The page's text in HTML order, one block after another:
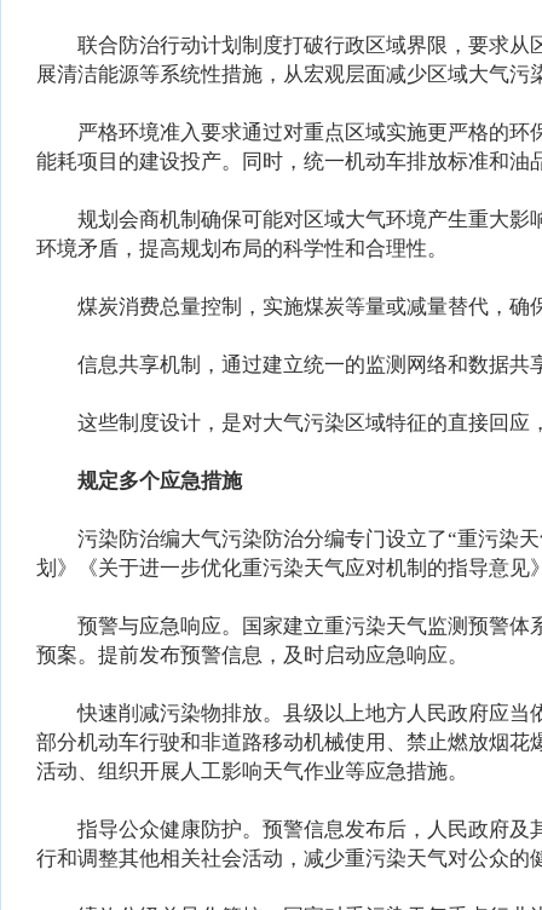
联合防治行动计划制度打破行政区域界限，要求从
展清洁能源等系统性措施，从宏观层面减少区域大气
严格环境准入要求通过对重点区域实施更严格的环
能耗项目的建设投产。同时，统一机动车排放标准和油
规划会商机制确保可能对区域大气环境产生重大影
环境矛盾，提高规划布局的科学性和合理性。
煤炭消费总量控制，实施煤炭等量或减量替代，确
信息共享机制，通过建立统一的监测网络和数据共
这些制度设计，是对大气污染区域特征的直接回应
规定多个应急措施
污染防治编大气污染防治分编专门设立了“重污染天
划》《关于进一步优化重污染天气应对机制的指导意
预警与应急响应。国家建立重污染天气监测预警体
预案。提前发布预警信息，及时启动应急响应。
快速削减污染物排放。县级以上地方人民政府应当
部分机动车行驶和非道路移动机械使用、禁止燃放烟
活动、组织开展人工影响天气作业等应急措施。
指导公众健康防护。预警信息发布后，人民政府及
行和调整其他相关社会活动，减少重污染天气对公众的